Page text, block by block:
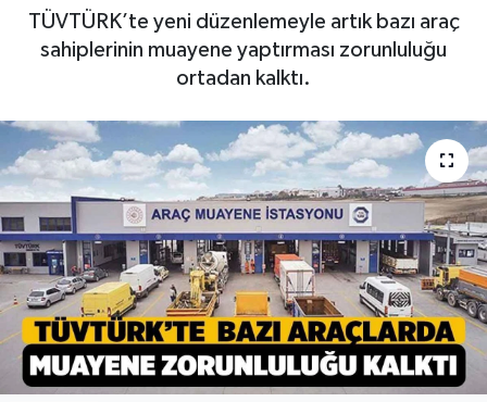
TÜVTÜRK’te yeni düzenlemeyle artık bazı araç
sahiplerinin muayene yaptırması zorunluluğu
ortadan kalktı.
Haber Arşivi